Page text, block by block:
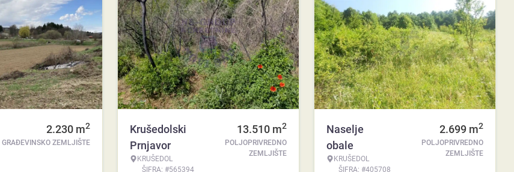
2.230 m2
GRAĐEVINSKO ZEMLJIŠTE
Krušedolski
Prnjavor
KRUŠEDOL
ŠIFRA: #565394
13.510 m2
POLJOPRIVREDNO
ZEMLJIŠTE
Naselje
obale
KRUŠEDOL
ŠIFRA: #405708
2.699 m2
POLJOPRIVREDNO
ZEMLJIŠTE